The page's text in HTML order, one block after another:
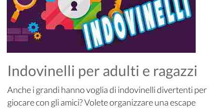
Indovinelli per adulti e ragazzi
Anche i grandi hanno voglia di indovinelli divertenti per
giocare con gli amici? Volete organizzare una escape